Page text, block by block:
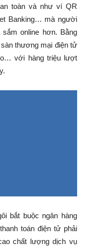
toàn và như ví QR
Banking… mà người
online hơn. Bằng
thương mại điện tử
với hàng triệu lượt
bắt buộc ngân hàng
toán điện tử phải
chất lượng dịch vụ